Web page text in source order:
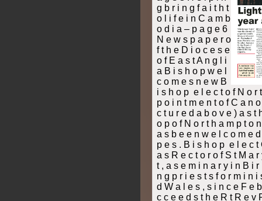
g b r i n g f a i t h t
o l i f e i n C a m b
o d i a – p a g e 6
N e w s p a p e r o
f t h e D i o c e s e
o f E a s t A n g l i
a B i s h o p w e l
c o m e s n e w B
i s h o p ­ e l e c t o f N o
p o i n t m e n t o f C a n
c t u r e d a b o v e ) a s t
o p o f N o r t h a m p t o
a s b e e n w e l c o m e
p e s . B i s h o p ­ e l e c
a s R e c t o r o f S t M a r
t , a s e m i n a r y i n B i
n g p r i e s t s f o r m i n
d W a l e s , s i n c e F e
c c e e d s t h e R t R e v